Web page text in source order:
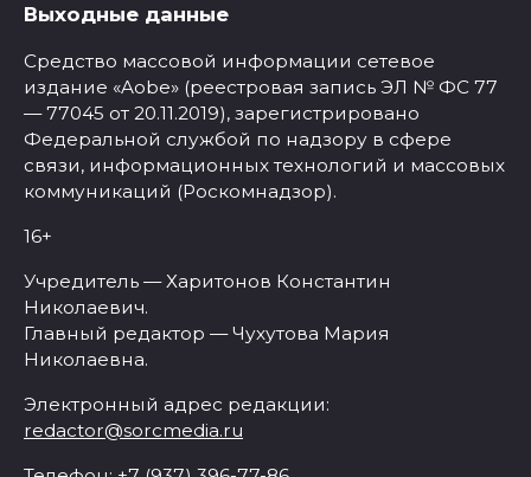
Выходные данные
Средство массовой информации сетевое
издание «Aobe» (реестровая запись ЭЛ № ФС 77
— 77045 от 20.11.2019), зарегистрировано
Федеральной службой по надзору в сфере
связи, информационных технологий и массовых
коммуникаций (Роскомнадзор).
16+
Учредитель — Харитонов Константин
Николаевич.
Главный редактор — Чухутова Мария
Николаевна.
Электронный адрес редакции:
redactor@sorcmedia.ru